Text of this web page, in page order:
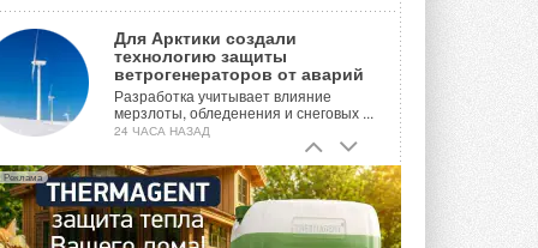
Для Арктики создали
технологию защиты
ветрогенераторов от аварий
Разработка учитывает влияние
мерзлоты, обледенения и снеговых ...
24 ЧАСА НАЗАД
Гибридный тепловой насос PV/T
с одним общим испарителем
Исследователи предложили
конструкцию двухисточникового ...
Реклама